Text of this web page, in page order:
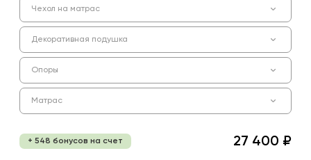
Чехол на матрас
Декоративная подушка
Опоры
Матрас
+ 548 бонусов на счет 27 400 ₽